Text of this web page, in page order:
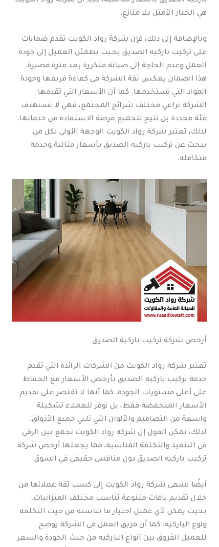
هي الخيار الأمثل بلا منازع.
وبالإضافة إلى ذلك، فإن شركة رواد الكويت تقدم ضمانات
على تركيب باركيه الصديق بحيث يطمئن العميل إلى جودة
العمل وعدم الحاجة إلى صيانة متكررة بعد فترة قصيرة.
هذا الضمان يعكس ثقة الشركة في كفاءة فريقها وجودة
المواد التي تستخدمها. كما أن الأسعار التي تقدمها
الشركة تراعي مختلف شرائح المجتمع، فهي لا تستهدف
فئة محددة بل تتيح للجميع فرصة الاستفادة من خدماتها.
لذلك، تعتبر شركة رواد الكويت الوجهة الأولى لكل من
يبحث عن تركيب باركيه الصديق بأسعار مثالية وخدمة
متكاملة.
أرخص شركة تركيب باركية الصديق
تعتبر شركة رواد الكويت من الشركات الرائدة التي تقدم
خدمة تركيب باركيه الصديق بأرخص الأسعار مع الحفاظ
على أعلى مستويات الجودة. كما أنها لا تقتصر على تقديم
الأسعار المنخفضة فقط، بل توفر للعملاء تشكيلة
واسعة من التصاميم والألوان التي تلبي جميع الأذواق.
لذلك، يمكن القول إن شركة رواد الكويت تجمع بين الرقي
في التنفيذ والتكلفة المناسبة، مما يجعلها أرخص شركة
تركيب باركيه الصديق دون منافس حقيقي في السوق.
أيضًا تسعى شركة رواد الكويت إلى كسب ثقة عملائها من
خلال تقديم باقات متنوعة تناسب مختلف الميزانيات،
بحيث يمكن لأي عميل اختيار ما يناسبه من حيث التكلفة
ونوع الباركيه. كما أن فريق العمل في الشركة يوضح
للعميل الفروق بين أنواع الباركيه من حيث الجودة والسعر